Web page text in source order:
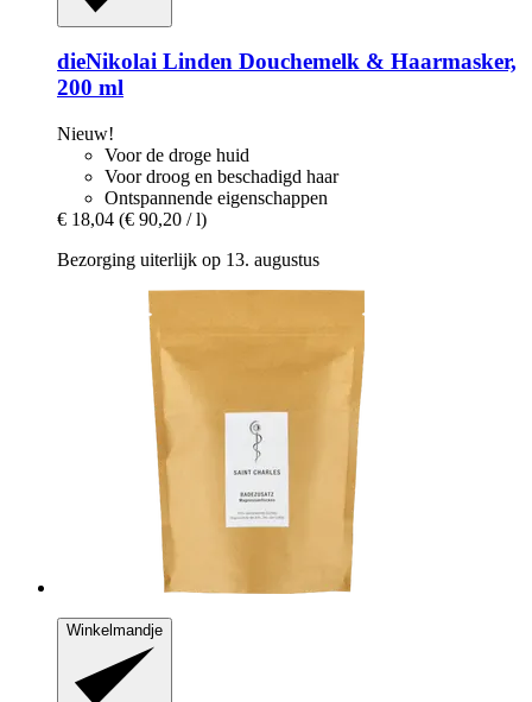
dieNikolai Linden Douchemelk & Haarmasker,
200 ml
Nieuw!
Voor de droge huid
Voor droog en beschadigd haar
Ontspannende eigenschappen
€ 18,04 (€ 90,20 / l)
Bezorging uiterlijk op 13. augustus
Winkelmandje